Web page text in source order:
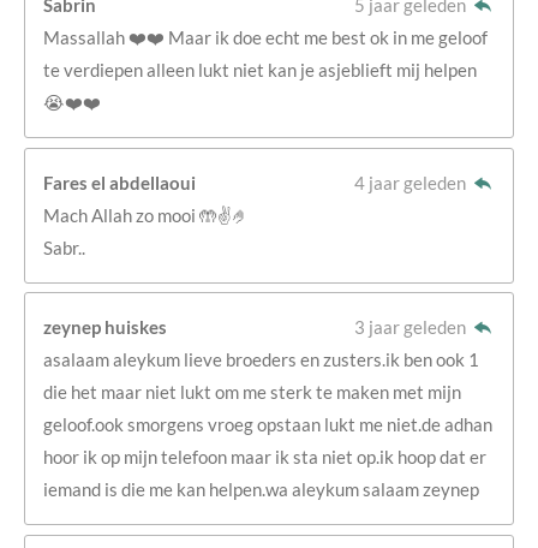
Sabrin
5 jaar geleden
Massallah ❤️❤️ Maar ik doe echt me best ok in me geloof
te verdiepen alleen lukt niet kan je asjeblieft mij helpen
😭❤️❤️
Fares el abdellaoui
4 jaar geleden
Mach Allah zo mooi 🤲✌️🤌
Sabr..
zeynep huiskes
3 jaar geleden
asalaam aleykum lieve broeders en zusters.ik ben ook 1
die het maar niet lukt om me sterk te maken met mijn
geloof.ook smorgens vroeg opstaan lukt me niet.de adhan
hoor ik op mijn telefoon maar ik sta niet op.ik hoop dat er
iemand is die me kan helpen.wa aleykum salaam zeynep